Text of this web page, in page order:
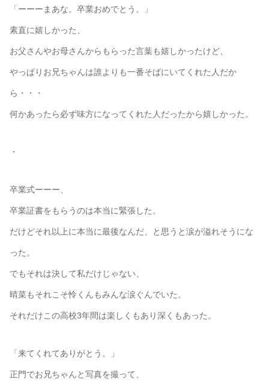
「ーーーまあな。卒業おめでとう。」
素直に嬉しかった、
お父さんやお母さんからもらった言葉も嬉しかったけど、
やっぱりお兄ちゃんは誰よりも一番そばにいてくれた人だか
ら・・・
何かあったら必ず味方になってくれた人だったから嬉しかった。
・
卒業式ーーー、
卒業証書をもらうのは本当に緊張した。
だけどそれ以上に本当に最後なんだ、と思うと涙が溢れそうにな
った。
でもそれは決して私だけじゃない、
晴菜もそれこそ怜くんもみんな涙ぐんでいた。
それだけこの高校3年間は楽しくもあり深くもあった。
「来てくれてありがとう。」
正門でお兄ちゃんと写真を撮って、